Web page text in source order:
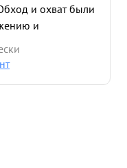
и охват были
и
противника,